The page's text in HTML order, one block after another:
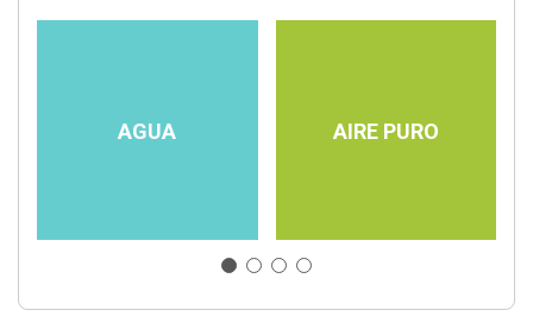
AGUA AIRE PURO